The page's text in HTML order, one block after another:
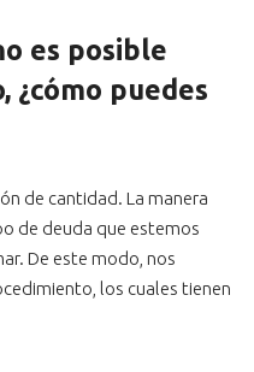
es posible
¿cómo puedes
de cantidad. La manera
de deuda que estemos
De este modo, nos
los cuales tienen
de otros: